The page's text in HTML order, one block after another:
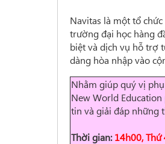
Navitas là một tổ
trường đại học hàng
biệt và dịch vụ hỗ trợ
dàng hòa nhập vào
Nhằm giúp quý vị
New World
tin và giải đáp những
Thời gian:14h00,